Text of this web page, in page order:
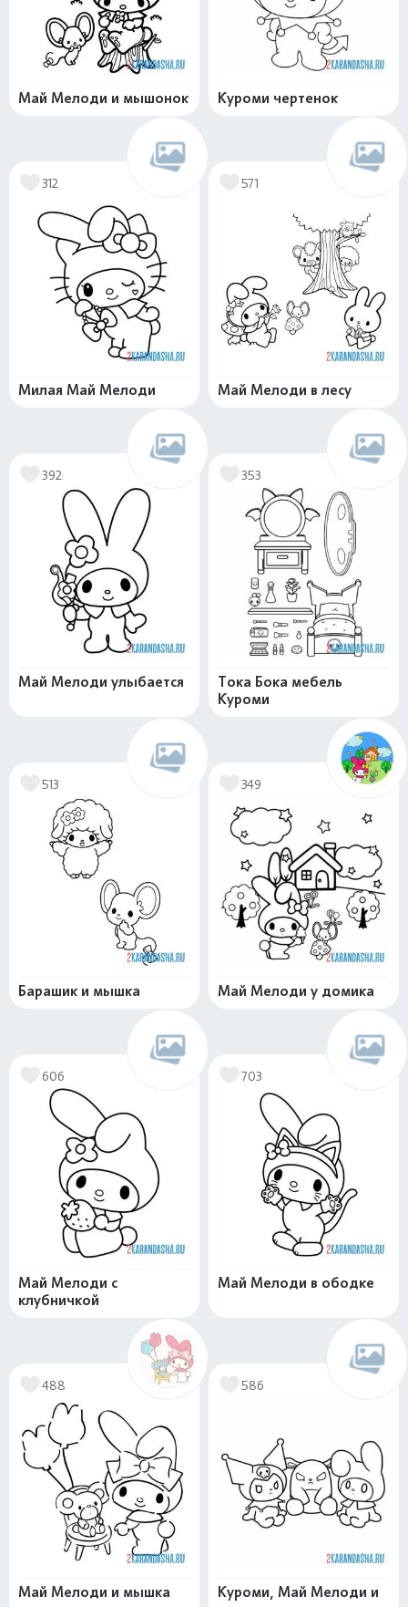
Май Мелоди и мышонок Куроми чертенок
312
Милая Май Мелоди
571
Май Мелоди в лесу
392
Май Мелоди улыбается
353
Тока Бока мебель
Куроми
513
Барашик и мышка
349
Май Мелоди у домика
606
Май Мелоди с
клубничкой
703
Май Мелоди в ободке
488
Май Мелоди и мышка
586
Куроми, Май Мелоди и